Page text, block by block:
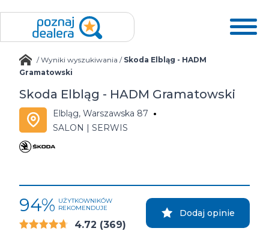
/Wyniki wyszukiwania / Skoda Elbląg - HADM
Gramatowski
Skoda Elbląg - HADM Gramatowski
Elbląg, Warszawska 87
SALON | SERWIS
94% UŻYTKOWNIKÓW
REKOMENDUJE
4.72 (369)
Dodaj opinie